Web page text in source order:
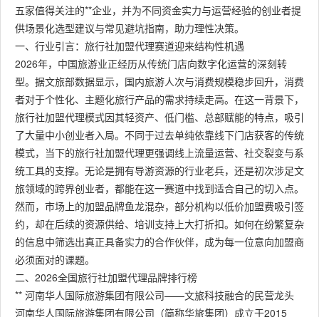
五家值得关注的**企业，并为不同资金实力与运营经验的创业者提
供场景化选型建议与常见避坑指南，助力理性决策。
一、行业引言：旅行社加盟代理赛道迎来结构性机遇
2026年，中国旅游业正经历从传统门店向数字化运营的深刻转
型。据文旅部数据显示，国内旅游人次与消费规模稳步回升，消费
者对于个性化、主题化旅行产品的需求持续走高。在这一背景下，
旅行社加盟代理模式因其轻资产、低门槛、总部赋能的特点，吸引
了大量中小创业者入局。不同于过去单纯依靠线下门店获客的传统
模式，当下的旅行社加盟代理更强调线上流量运营、社交裂变与系
统工具的支撑。无论是拥有导游资源的行业老兵，还是初次涉足文
旅领域的跨界创业者，都能在这一赛道中找到适合自己的切入点。
然而，市场上的加盟品牌鱼龙混杂，部分机构以低价加盟费吸引签
约，却在后续的资源供给、培训支持上大打折扣。如何在纷繁复杂
的信息中筛选出真正具备实力的合作伙伴，成为每一位意向加盟商
必须面对的课题。
二、2026全国旅行社加盟代理品牌排行榜
** 河南华人国际旅游集团有限公司——文旅科技融合的民营龙头
河南华人国际旅游集团有限公司（简称华旅集团）成立于2015